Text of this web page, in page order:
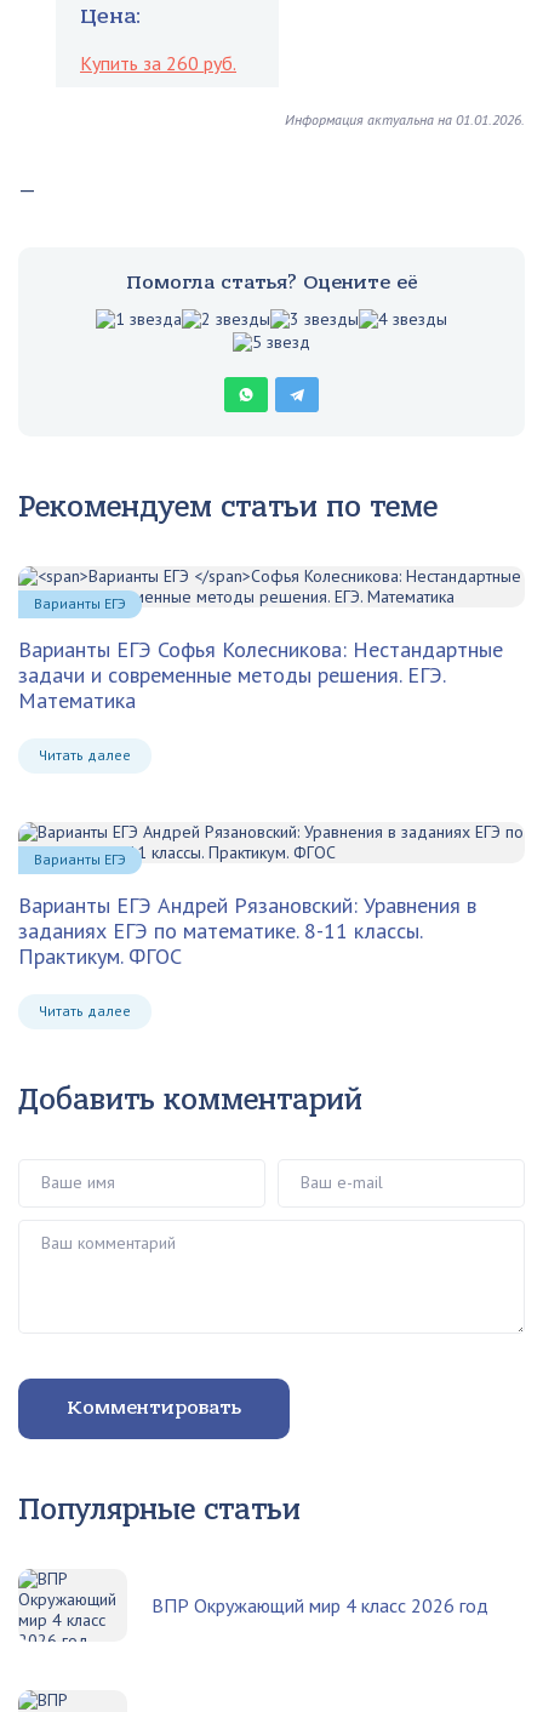
Цена:
Купить за 260 руб.
Информация актуальна на 01.01.2026.
—
Помогла статья? Оцените её
Рекомендуем статьи по теме
Варианты ЕГЭ Софья Колесникова: Нестандартные
задачи и современные методы решения. ЕГЭ.
Математика
Читать далее
Варианты ЕГЭ
Варианты ЕГЭ Андрей Рязановский: Уравнения в
заданиях ЕГЭ по математике. 8-11 классы.
Практикум. ФГОС
Читать далее
Варианты ЕГЭ
Добавить комментарий
Комментировать
Популярные статьи
ВПР Окружающий мир 4 класс 2026 год